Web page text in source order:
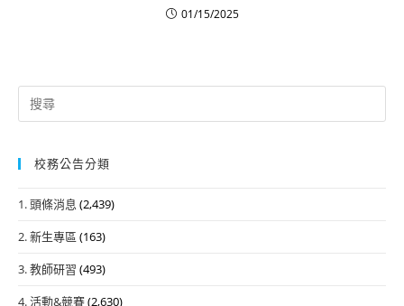
01/15/2025
Search
for:
校務公告分類
1. 頭條消息 (2,439)
2. 新生專區 (163)
3. 教師研習 (493)
4. 活動&競賽(2,630)